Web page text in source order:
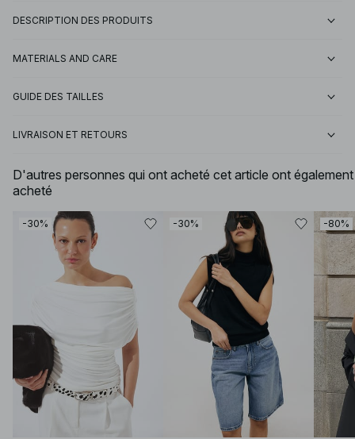
DESCRIPTION DES PRODUITS
MATERIALS AND CARE
GUIDE DES TAILLES
LIVRAISON ET RETOURS
D'autres personnes qui ont acheté cet article ont également
acheté
-30% -30% -80%